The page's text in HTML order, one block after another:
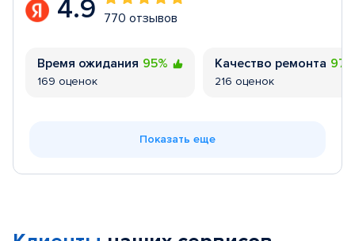
4.9 770 отзывов
Время ожидания 95%
169 оценок
Качество ремонта
216 оценок
Показать еще